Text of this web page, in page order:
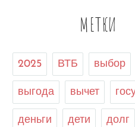
МЕТКИ
2025 ВТБ выбор
выгода вычет
деньги дети долг